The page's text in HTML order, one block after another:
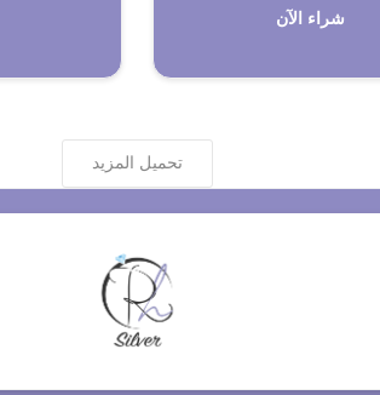
شراء الآن
تحميل المزيد